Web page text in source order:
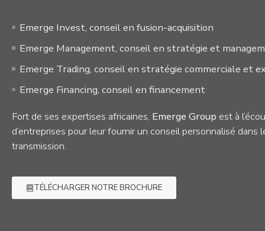
Emerge Invest, conseil en fusion-acquisition
Emerge Management, conseil en stratégie et
Emerge Trading, conseil en stratégie commerciale et
Emerge Financing, conseil en financement
Fort de ses expertises africaines, Emerge Group est à
d’entreprises pour leur fournir un conseil personnalisé
transmission.
TÉLÉCHARGER NOTRE BROCHURE